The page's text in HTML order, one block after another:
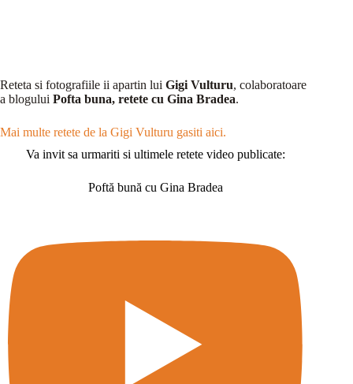
Reteta si fotografiile ii apartin lui Gigi Vulturu, colaboratoare
a blogului Pofta buna, retete cu Gina Bradea.
Mai multe retete de la Gigi Vulturu gasiti aici.
Va invit sa urmariti si ultimele retete video publicate:
Poftă bună cu Gina Bradea